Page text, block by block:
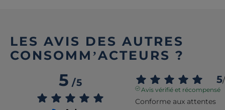
LES AVIS DES AUTRES
CONSOMM’ACTEURS ?
5/5 5/
Avis vérifié et récompensé
Conforme aux attentes